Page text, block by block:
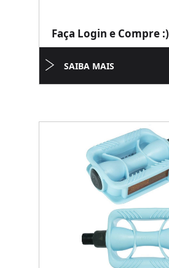
Faça Login e Compre :)
SAIBA MAIS